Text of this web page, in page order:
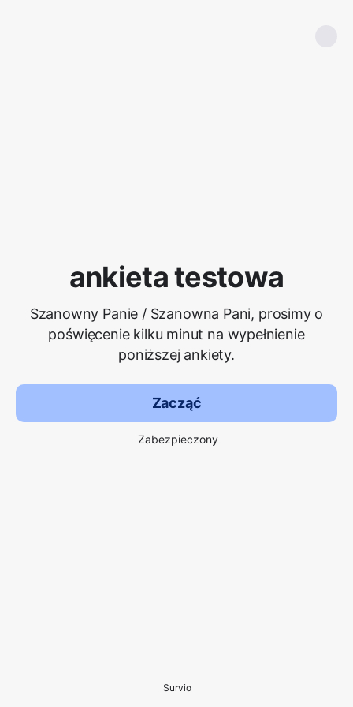
ankieta testowa
Szanowny Panie / Szanowna Pani, prosimy o
poświęcenie kilku minut na wypełnienie
poniższej ankiety.
Zacząć
Zabezpieczony
Survio